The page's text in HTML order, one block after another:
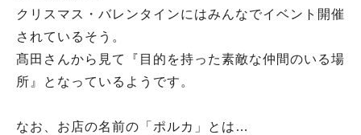
クリスマス・バレンタインにはみんなでイベント開催
されているそう。
髙田さんから見て『目的を持った素敵な仲間のいる場
所』となっているようです。
なお、お店の名前の「ポルカ」とは…